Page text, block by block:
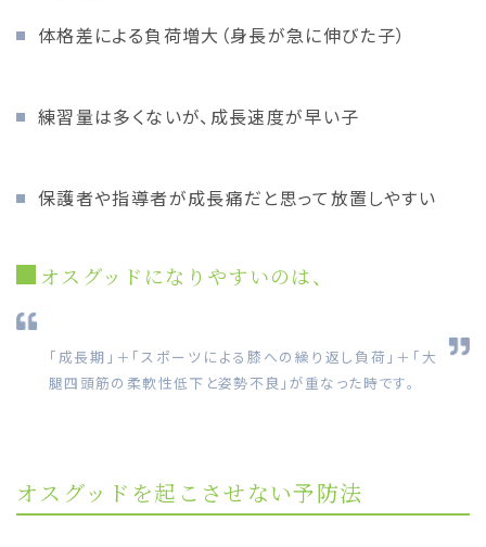
体格差による負荷増大（身長が急に伸びた子）
練習量は多くないが、成長速度が早い子
保護者や指導者が成長痛だと思って放置しやすい
オスグッドになりやすいのは、
「成長期」＋「スポーツによる膝への繰り返し負荷」＋「大
腿四頭筋の柔軟性低下と姿勢不良」が重なった時です。
オスグッドを起こさせない予防法